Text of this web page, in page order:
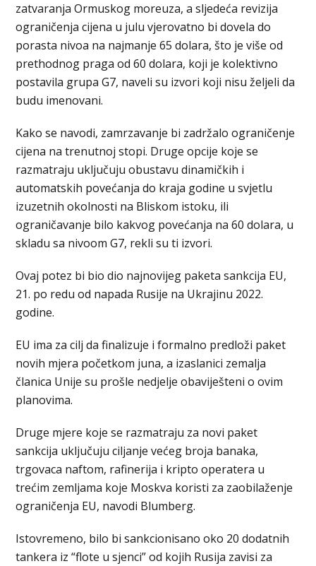
zatvaranja Ormuskog moreuza, a slјedeća revizija
ograničenja ciјena u julu vјerovatno bi dovela do
porasta nivoa na najmanje 65 dolara, što je više od
prethodnog praga od 60 dolara, koji je kolektivno
postavila grupa G7, naveli su izvori koji nisu želјeli da
budu imenovani.
Kako se navodi, zamrzavanje bi zadržalo ograničenje
ciјena na trenutnoj stopi. Druge opcije koje se
razmatraju uključuju obustavu dinamičkih i
automatskih povećanja do kraja godine u svјetlu
izuzetnih okolnosti na Bliskom istoku, ili
ograničavanje bilo kakvog povećanja na 60 dolara, u
skladu sa nivoom G7, rekli su ti izvori.
Ovaj potez bi bio dio najnovijeg paketa sankcija EU,
21. po redu od napada Rusije na Ukrajinu 2022.
godine.
EU ima za cilj da finalizuje i formalno predloži paket
novih mјera početkom juna, a izaslanici zemalja
članica Unije su prošle nedјelje obaviјešteni o ovim
planovima.
Druge mјere koje se razmatraju za novi paket
sankcija uključuju ciljanje većeg broja banaka,
trgovaca naftom, rafinerija i kripto operatera u
trećim zemljama koje Moskva koristi za zaobilaženje
ograničenja EU, navodi Blumberg.
Istovremeno, bilo bi sankcionisano oko 20 dodatnih
tankera iz “flote u sјenci” od kojih Rusija zavisi za